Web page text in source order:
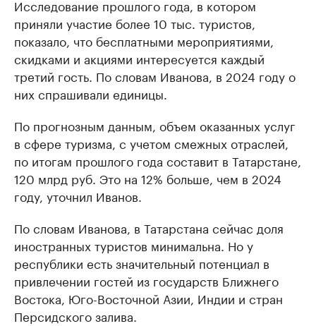
Исследование прошлого года, в котором
приняли участие более 10 тыс. туристов,
показало, что бесплатными мероприятиями,
скидками и акциями интересуется каждый
третий гость. По словам Иванова, в 2024 году о
них спрашивали единицы.
По прогнозным данным, объем оказанных услуг
в сфере туризма, с учетом смежных отраслей,
по итогам прошлого года составит в Татарстане,
120 млрд руб. Это на 12% больше, чем в 2024
году, уточнил Иванов.
По словам Иванова, в Татарстана сейчас доля
иностранных туристов минимальна. Но у
республики есть значительный потенциал в
привлечении гостей из государств Ближнего
Востока, Юго-Восточной Азии, Индии и стран
Персидского залива.